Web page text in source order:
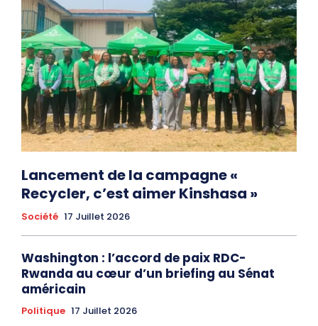
Lancement de la campagne «
Recycler, c’est aimer Kinshasa »
Société 17 Juillet 2026
Washington : l’accord de paix RDC-
Rwanda au cœur d’un briefing au Sénat
américain
Politique 17 Juillet 2026